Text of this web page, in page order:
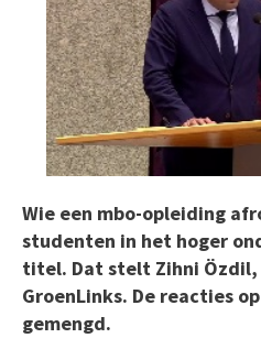
Wie een mbo-opleiding
studenten in het hoger
titel. Dat stelt Zihni Özdil,
GroenLinks. De reacties
gemengd.